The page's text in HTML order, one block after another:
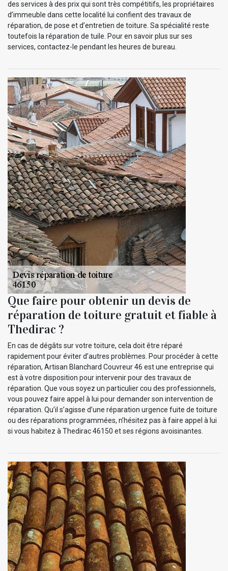
des services à des prix qui sont très compétitifs, les propriétaires
d’immeuble dans cette localité lui confient des travaux de
réparation, de pose et d’entretien de toiture. Sa spécialité reste
toutefois la réparation de tuile. Pour en savoir plus sur ses
services, contactez-le pendant les heures de bureau.
Que faire pour obtenir un devis de
réparation de toiture gratuit et fiable à
Thedirac ?
En cas de dégâts sur votre toiture, cela doit être réparé
rapidement pour éviter d’autres problèmes. Pour procéder à cette
réparation, Artisan Blanchard Couvreur 46 est une entreprise qui
est à votre disposition pour intervenir pour des travaux de
réparation. Que vous soyez un particulier cou des professionnels,
vous pouvez faire appel à lui pour demander son intervention de
réparation. Qu’il s’agisse d’une réparation urgence fuite de toiture
ou des réparations programmées, n’hésitez pas à faire appel à lui
si vous habitez à Thedirac 46150 et ses régions avoisinantes.